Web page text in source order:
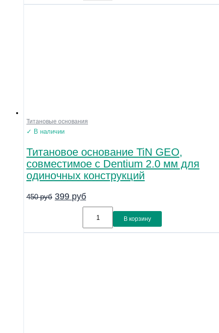
Титановые основания
✓ В наличии
Титановое основание TiN GEO,
совместимое с Dentium 2.0 мм для
одиночных конструкций
450руб 399 руб
В корзину